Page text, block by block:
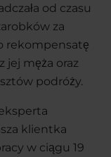
od czasu
za
rekompensatę
jej męża oraz
podróży.
klientka
w ciągu 19